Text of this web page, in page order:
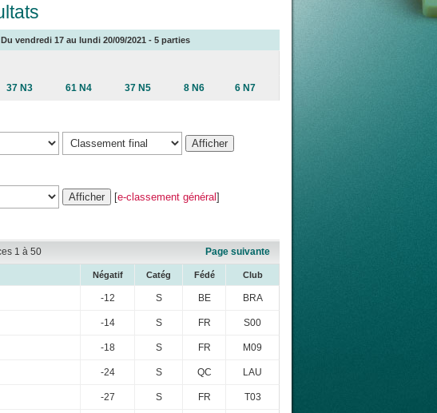
vendredi 17 au lundi 20/09/2021 - 5 parties
37 N3 61 N4 37 N5 8 N6 6 N7
[e-classement général]
1 à 50 Page suivante
Négatif Catég Fédé Club
-12 S BE BRA
-14 S FR S00
-18 S FR M09
-24 S QC LAU
-27 S FR T03